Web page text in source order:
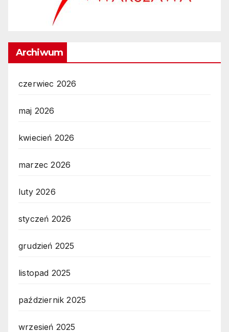
Archiwum
czerwiec 2026
maj 2026
kwiecień 2026
marzec 2026
luty 2026
styczeń 2026
grudzień 2025
listopad 2025
październik 2025
wrzesień 2025